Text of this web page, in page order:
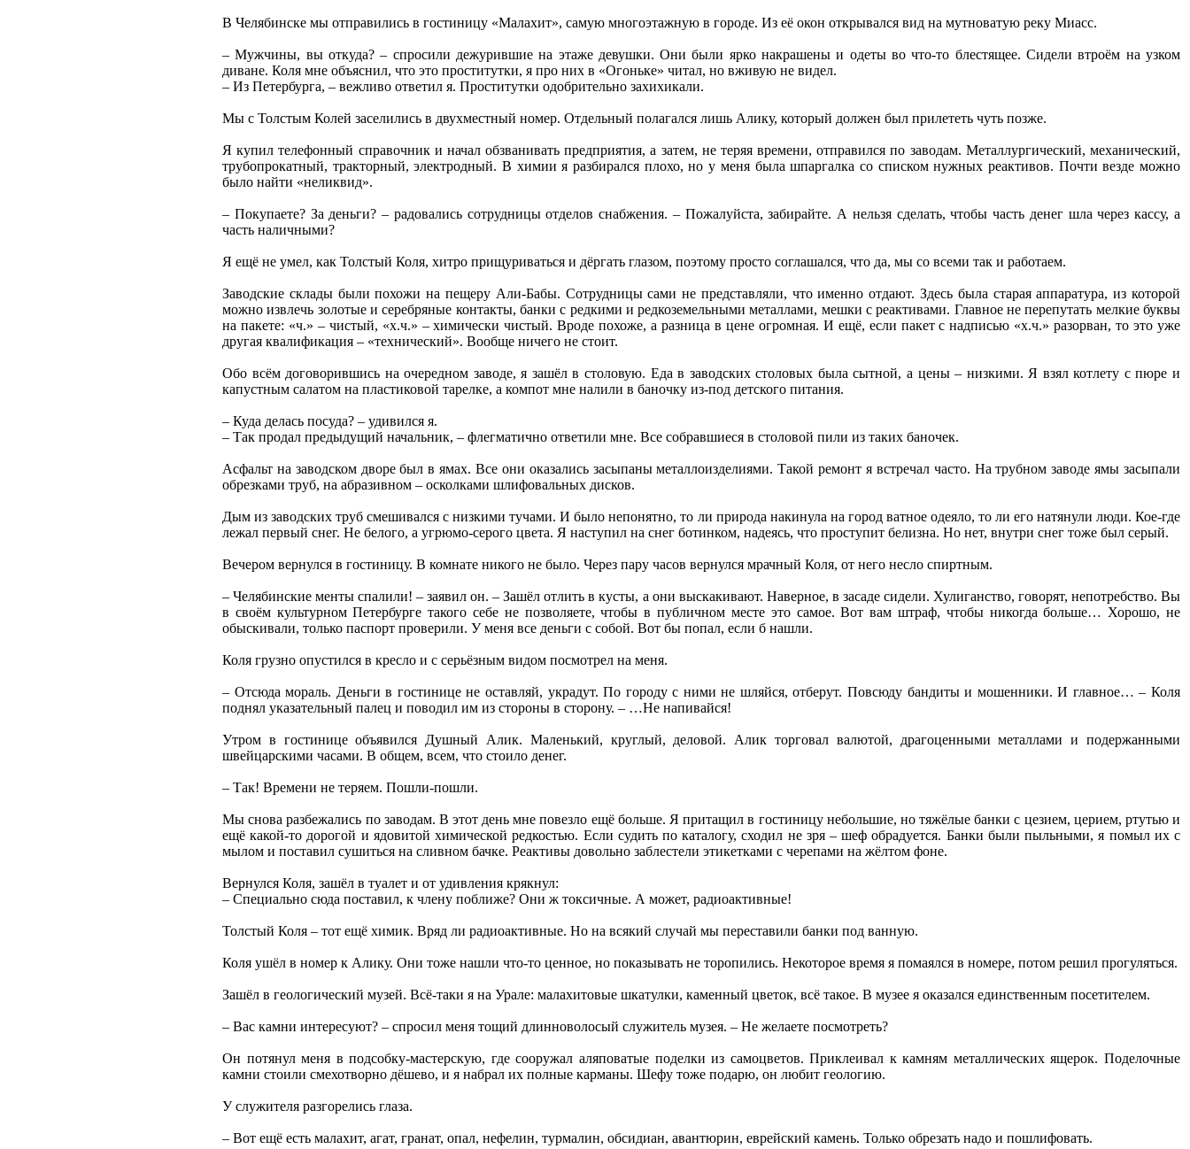
В Челябинске мы отправились в гостиницу «Малахит», самую многоэтажную в городе. Из её окон открывался вид на мутноватую реку Миасс.
– Мужчины, вы откуда? – спросили дежурившие на этаже девушки. Они были ярко накрашены и одеты во что-то блестящее. Сидели втроём на узком
диване. Коля мне объяснил, что это проститутки, я про них в «Огоньке» читал, но вживую не видел.
– Из Петербурга, – вежливо ответил я. Проститутки одобрительно захихикали.
Мы с Толстым Колей заселились в двухместный номер. Отдельный полагался лишь Алику, который должен был прилететь чуть позже.
Я купил телефонный справочник и начал обзванивать предприятия, а затем, не теряя времени, отправился по заводам. Металлургический, механический,
трубопрокатный, тракторный, электродный. В химии я разбирался плохо, но у меня была шпаргалка со списком нужных реактивов. Почти везде можно
было найти «неликвид».
– Покупаете? За деньги? – радовались сотрудницы отделов снабжения. – Пожалуйста, забирайте. А нельзя сделать, чтобы часть денег шла через кассу, а
часть наличными?
Я ещё не умел, как Толстый Коля, хитро прищуриваться и дёргать глазом, поэтому просто соглашался, что да, мы со всеми так и работаем.
Заводские склады были похожи на пещеру Али-Бабы. Сотрудницы сами не представляли, что именно отдают. Здесь была старая аппаратура, из которой
можно извлечь золотые и серебряные контакты, банки с редкими и редкоземельными металлами, мешки с реактивами. Главное не перепутать мелкие буквы
на пакете: «ч.» – чистый, «х.ч.» – химически чистый. Вроде похоже, а разница в цене огромная. И ещё, если пакет с надписью «х.ч.» разорван, то это уже
другая квалификация – «технический». Вообще ничего не стоит.
Обо всём договорившись на очередном заводе, я зашёл в столовую. Еда в заводских столовых была сытной, а цены – низкими. Я взял котлету с пюре и
капустным салатом на пластиковой тарелке, а компот мне налили в баночку из-под детского питания.
– Куда делась посуда? – удивился я.
– Так продал предыдущий начальник, – флегматично ответили мне. Все собравшиеся в столовой пили из таких баночек.
Асфальт на заводском дворе был в ямах. Все они оказались засыпаны металлоизделиями. Такой ремонт я встречал часто. На трубном заводе ямы засыпали
обрезками труб, на абразивном – осколками шлифовальных дисков.
Дым из заводских труб смешивался с низкими тучами. И было непонятно, то ли природа накинула на город ватное одеяло, то ли его натянули люди. Кое-где
лежал первый снег. Не белого, а угрюмо-серого цвета. Я наступил на снег ботинком, надеясь, что проступит белизна. Но нет, внутри снег тоже был серый.
Вечером вернулся в гостиницу. В комнате никого не было. Через пару часов вернулся мрачный Коля, от него несло спиртным.
– Челябинские менты спалили! – заявил он. – Зашёл отлить в кусты, а они выскакивают. Наверное, в засаде сидели. Хулиганство, говорят, непотребство. Вы
в своём культурном Петербурге такого себе не позволяете, чтобы в публичном месте это самое. Вот вам штраф, чтобы никогда больше… Хорошо, не
обыскивали, только паспорт проверили. У меня все деньги с собой. Вот бы попал, если б нашли.
Коля грузно опустился в кресло и с серьёзным видом посмотрел на меня.
– Отсюда мораль. Деньги в гостинице не оставляй, украдут. По городу с ними не шляйся, отберут. Повсюду бандиты и мошенники. И главное… – Коля
поднял указательный палец и поводил им из стороны в сторону. – …Не напивайся!
Утром в гостинице объявился Душный Алик. Маленький, круглый, деловой. Алик торговал валютой, драгоценными металлами и подержанными
швейцарскими часами. В общем, всем, что стоило денег.
– Так! Времени не теряем. Пошли-пошли.
Мы снова разбежались по заводам. В этот день мне повезло ещё больше. Я притащил в гостиницу небольшие, но тяжёлые банки с цезием, церием, ртутью и
ещё какой-то дорогой и ядовитой химической редкостью. Если судить по каталогу, сходил не зря – шеф обрадуется. Банки были пыльными, я помыл их с
мылом и поставил сушиться на сливном бачке. Реактивы довольно заблестели этикетками с черепами на жёлтом фоне.
Вернулся Коля, зашёл в туалет и от удивления крякнул:
– Специально сюда поставил, к члену поближе? Они ж токсичные. А может, радиоактивные!
Толстый Коля – тот ещё химик. Вряд ли радиоактивные. Но на всякий случай мы переставили банки под ванную.
Коля ушёл в номер к Алику. Они тоже нашли что-то ценное, но показывать не торопились. Некоторое время я помаялся в номере, потом решил прогуляться.
Зашёл в геологический музей. Всё-таки я на Урале: малахитовые шкатулки, каменный цветок, всё такое. В музее я оказался единственным посетителем.
– Вас камни интересуют? – спросил меня тощий длинноволосый служитель музея. – Не желаете посмотреть?
Он потянул меня в подсобку-мастерскую, где сооружал аляповатые поделки из самоцветов. Приклеивал к камням металлических ящерок. Поделочные
камни стоили смехотворно дёшево, и я набрал их полные карманы. Шефу тоже подарю, он любит геологию.
У служителя разгорелись глаза.
– Вот ещё есть малахит, агат, гранат, опал, нефелин, турмалин, обсидиан, авантюрин, еврейский камень. Только обрезать надо и пошлифовать.